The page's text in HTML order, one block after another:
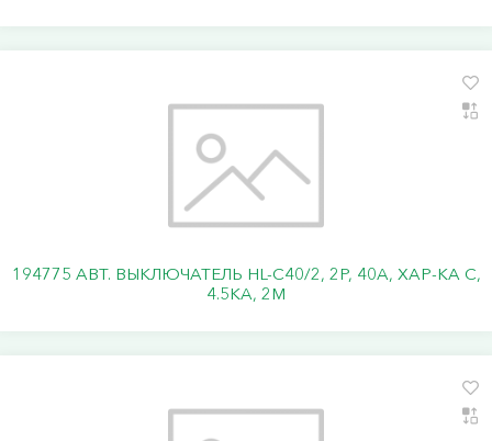
194775 АВТ. ВЫКЛЮЧАТЕЛЬ HL-C40/2, 2P, 40A, ХАР-КА C,
4.5KA, 2M